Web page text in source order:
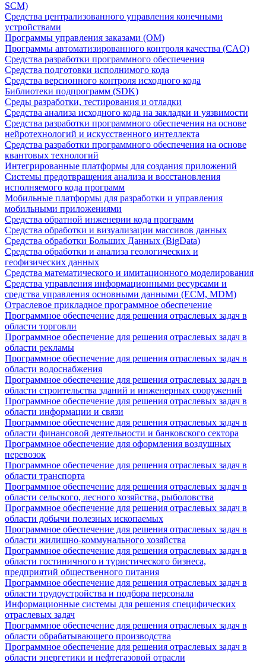
SCM)
Средства централизованного управления конечными
устройствами
Программы управления заказами (OM)
Программы автоматизированного контроля качества (CAQ)
Средства разработки программного обеспечения
Средства подготовки исполнимого кода
Средства версионного контроля исходного кода
Библиотеки подпрограмм (SDK)
Среды разработки, тестирования и отладки
Средства анализа исходного кода на закладки и уязвимости
Средства разработки программного обеспечения на основе
нейротехнологий и искусственного интеллекта
Средства разработки программного обеспечения на основе
квантовых технологий
Интегрированные платформы для создания приложений
Системы предотвращения анализа и восстановления
исполняемого кода программ
Мобильные платформы для разработки и управления
мобильными приложениями
Средства обратной инженерии кода программ
Средства обработки и визуализации массивов данных
Средства обработки Больших Данных (BigData)
Средства обработки и анализа геологических и
геофизических данных
Средства математического и имитационного моделирования
Средства управления информационными ресурсами и
средства управления основными данными (ECM, MDM)
Отраслевое прикладное программное обеспечение
Программное обеспечение для решения отраслевых задач в
области торговли
Программное обеспечение для решения отраслевых задач в
области рекламы
Программное обеспечение для решения отраслевых задач в
области водоснабжения
Программное обеспечение для решения отраслевых задач в
области строительства зданий и инженерных сооружений
Программное обеспечение для решения отраслевых задач в
области информации и связи
Программное обеспечение для решения отраслевых задач в
области финансовой деятельности и банковского сектора
Программное обеспечение для оформления воздушных
перевозок
Программное обеспечение для решения отраслевых задач в
области транспорта
Программное обеспечение для решения отраслевых задач в
области сельского, лесного хозяйства, рыболовства
Программное обеспечение для решения отраслевых задач в
области добычи полезных ископаемых
Программное обеспечение для решения отраслевых задач в
области жилищно-коммунального хозяйства
Программное обеспечение для решения отраслевых задач в
области гостиничного и туристического бизнеса,
предприятий общественного питания
Программное обеспечение для решения отраслевых задач в
области трудоустройства и подбора персонала
Информационные системы для решения специфических
отраслевых задач
Программное обеспечение для решения отраслевых задач в
области обрабатывающего производства
Программное обеспечение для решения отраслевых задач в
области энергетики и нефтегазовой отрасли